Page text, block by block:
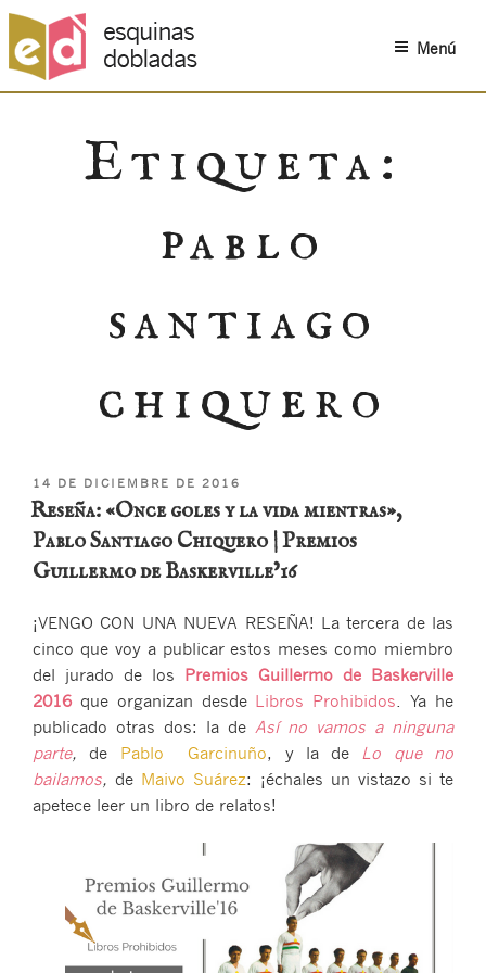
Menú
Etiqueta:
pablo
santiago
chiquero
PUBLICADO
EL
14 DE DICIEMBRE DE 2016
Reseña: «Once goles y la vida mientras»,
Pablo Santiago Chiquero | Premios
Guillermo de Baskerville’16
¡VENGO CON UNA NUEVA RESEÑA! La tercera de las
cinco que voy a publicar estos meses como miembro
del jurado de los Premios Guillermo de Baskerville
2016 que organizan desde Libros Prohibidos. Ya he
publicado otras dos: la de Así no vamos a ninguna
parte,de Pablo Garcinuño, y la de Lo que no
bailamos,de Maivo Suárez: ¡échales un vistazo si te
apetece leer un libro de relatos!